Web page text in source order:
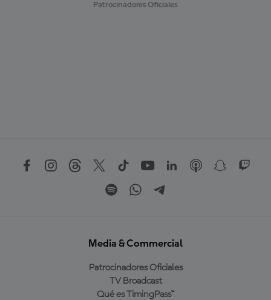
Patrocinadores Oficiales
Media & Commercial
Patrocinadores Oficiales
TV Broadcast
Qué es TimingPass™